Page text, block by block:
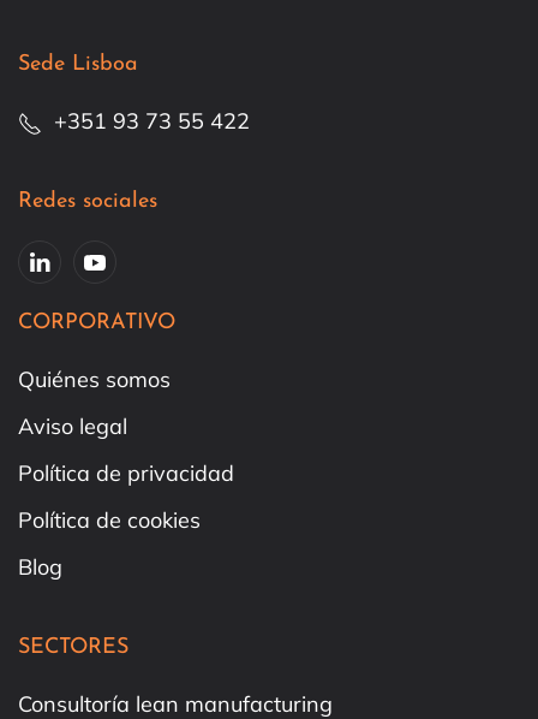
Sede Lisboa
+351 93 73 55 422
Redes sociales
CORPORATIVO
Quiénes somos
Aviso legal
Política de privacidad
Política de cookies
Blog
SECTORES
Consultoría lean manufacturing